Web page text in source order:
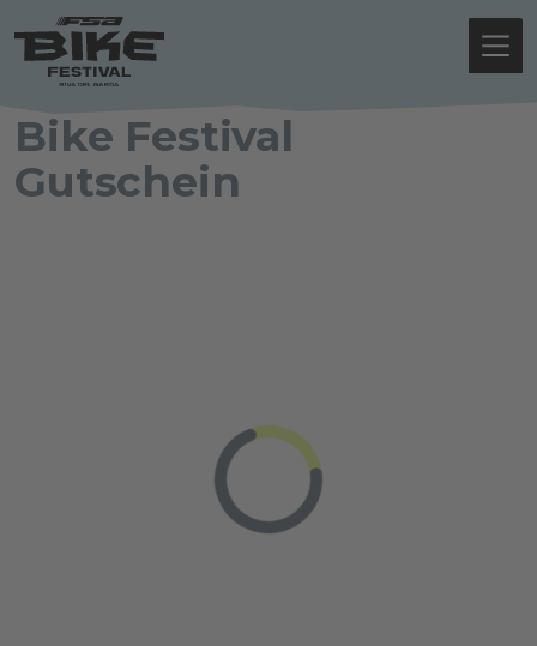
Bike Festival
Gutschein